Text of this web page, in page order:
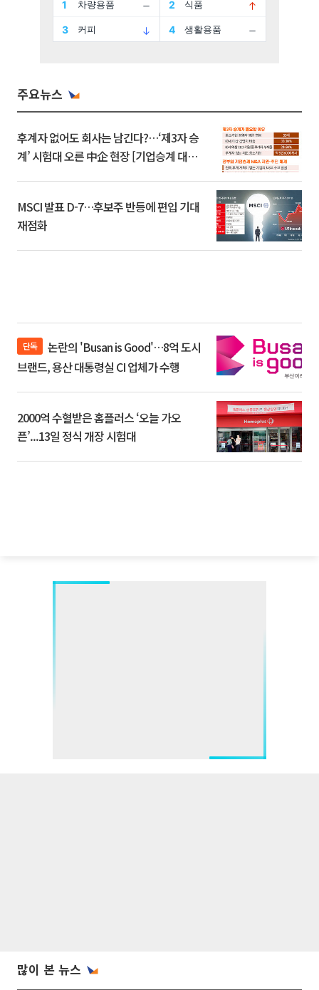
주요뉴스
후계자 없어도 회사는 남긴다?…‘제3자 승
계’ 시험대 오른 中企 현장 [기업승계 대전
MSCI 발표 D-7…후보주 반등에 편입 기대
재점화
단독
브랜드, 용산 대통령실 CI 업체가 수행
2000억 수혈받은 홈플러스 ‘오늘 가오
픈’...13일 정식 개장 시험대
많이 본 뉴스